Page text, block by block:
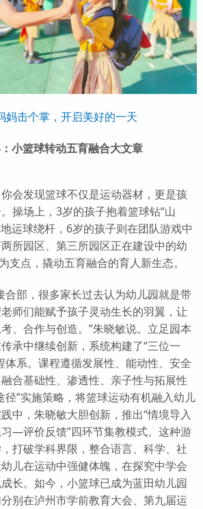
妈击个掌，开启美好的一天
小篮球转动五育融合大文章
发现篮球不仅是运动器材，更是孩
操场上，3岁的孩子抱着篮球钻“山
运球绕杆，6岁的孩子则在团队游戏中
所园区、第三所园区正在建设中的幼
支点，撬动五育融合的育人新生态。
部，很多家长过去认为幼儿园就是带
师们能赋予孩子灵动生长的羽翼，让
、合作与创造。”朱晓敏说。立足园本
承中继续创新，系统构建了“三位一
体系。课程遵循发展性、能动性、安全
合基础性、渗透性、亲子性与拓展性
径”实施策略，将篮球运动有机融入幼儿
中，朱晓敏大胆创新，推出“情境导入
—评价反馈”四环节集教模式。这种游
打破学科界限，整合语言、科学、社
儿在运动中强健体魄，在探究中学会
长。如今，小篮球已成为蓝田幼儿园
别在泸州市学前教育大会、第九届运